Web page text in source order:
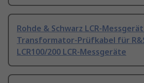
Rohde & Schwarz LCR-
Transformator-Prüfkabel für
LCR100/200 LCR-Messgeräte